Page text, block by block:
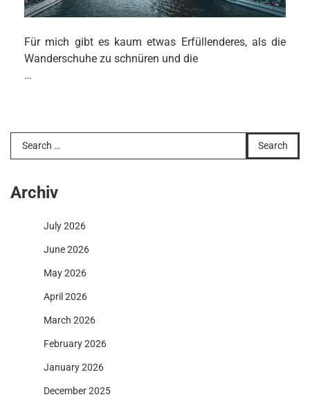
Für mich gibt es kaum etwas Erfüllenderes, als die
Wanderschuhe zu schnüren und die
…
Search
for:
Archiv
July 2026
June 2026
May 2026
April 2026
March 2026
February 2026
January 2026
December 2025